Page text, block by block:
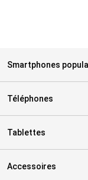
Smartphones
Téléphones
Tablettes
Accessoires